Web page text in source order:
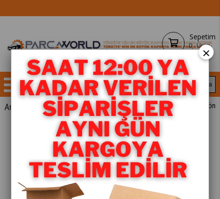
Sepetim
0 Ürün
Anasayfa YEDEK PARÇA < < Önceki Sayfaya Dön
×